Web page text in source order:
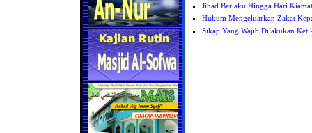
Jihad Berlaku Hingga Hari Kiamat
Hukum Mengeluarkan Zakat
Sikap Yang Wajib Dilakukan